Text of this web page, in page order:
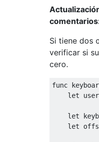
Si tiene dos
verificar si
cero.
func
let
let
let